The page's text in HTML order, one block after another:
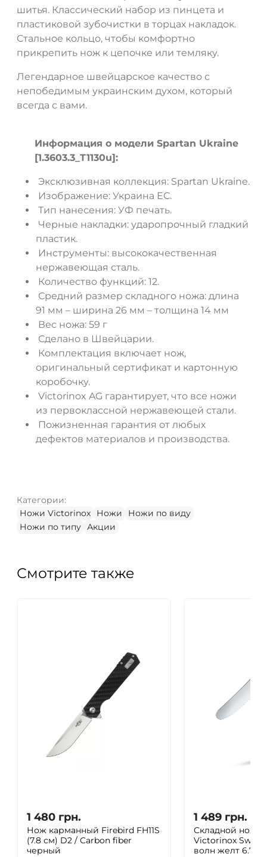
шитья. Классический набор из пинцета и
пластиковой зубочистки в торцах накладок.
Стальное кольцо, чтобы комфортно
прикрепить нож к цепочке или темляку.
Легендарное швейцарское качество с
непобедимым украинским духом, который
всегда с вами.
Информация о модели Spartan Ukraine
[1.3603.3_T1130u]:
Эксклюзивная коллекция: Spartan Ukraine.
Изображение: Украина ЕС.
Тип нанесения: УФ печать.
Черные накладки: ударопрочный гладкий
пластик.
Инструменты: высококачественная
нержавеющая сталь.
Количество функций: 12.
Средний размер складного ножа: длина
91 мм – ширина 26 мм – толщина 14 мм
Вес ножа: 59 г
Сделано в Швейцарии.
Комплектация включает нож,
оригинальный сертификат и картонную
коробочку.
Victorinox AG гарантирует, что все ножи
из первоклассной нержавеющей стали.
Пожизненная гарантия от любых
дефектов материалов и производства.
Категории:
Ножи Victorinox
Ножи
Ножи по виду
Ножи по типу Акции
Смотрите также
1 480 грн.
Нож карманный Firebird FH11S
(7.8 см) D2 / Carbon fiber
черный
1 489 грн.
Складной нож
Victorinox Swiss
волн желт